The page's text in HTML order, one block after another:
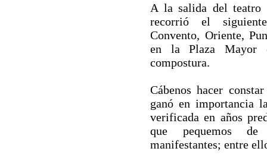
A la salida del teatro
recorrió el
Convento, Oriente,
en la Plaza Mayor
compostura.
Cábenos hacer
ganó en importancia
verificada en años
que pequemos
manifestantes; entre